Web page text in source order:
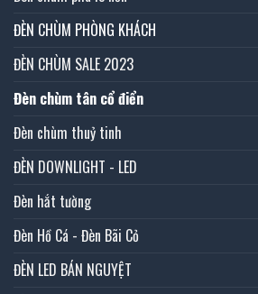
ĐÈN CHÙM PHÒNG KHÁCH
ĐÈN CHÙM SALE 2023
Đèn chùm tân cổ điển
Đèn chùm thuỷ tinh
ĐÈN DOWNLIGHT - LED
Đèn hắt tường
Đèn Hồ Cá - Đèn Bãi Cỏ
ĐÈN LED BÁN NGUYỆT